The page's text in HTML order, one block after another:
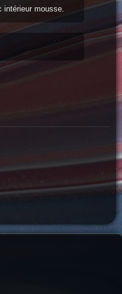
intérieur mousse.